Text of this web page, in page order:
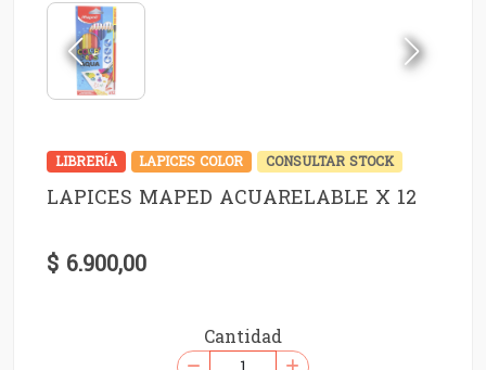
LIBRERÍA LAPICES COLOR CONSULTAR STOCK
LAPICES MAPED ACUARELABLE X 12
$ 6.900,00
Cantidad